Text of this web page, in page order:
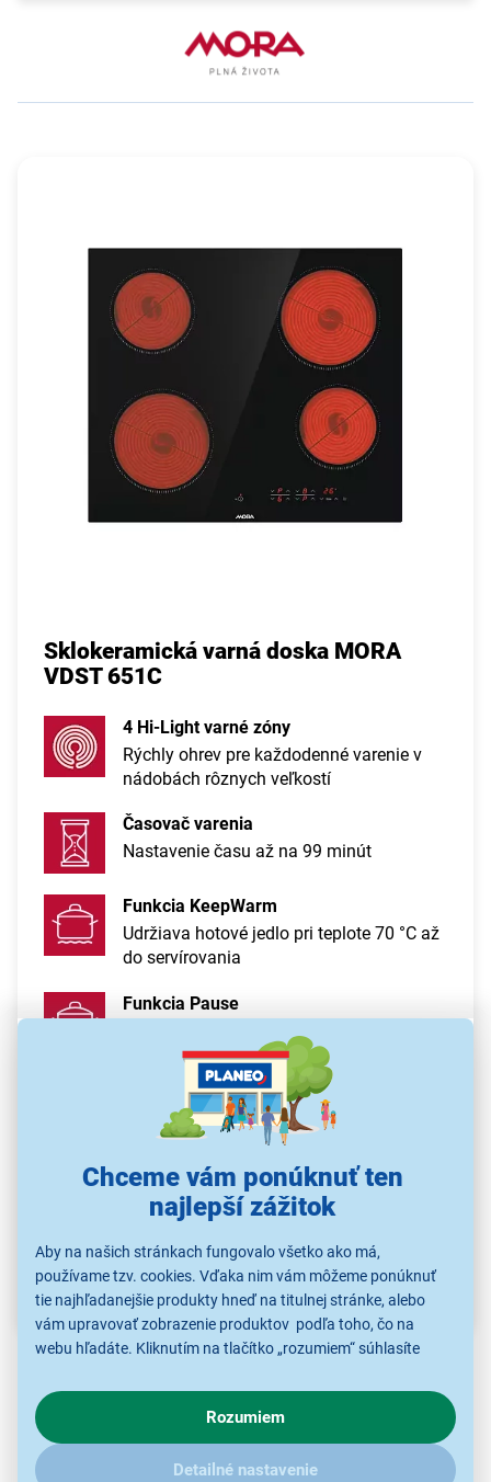
Chceme vám ponúknuť ten
najlepší zážitok
Aby na našich stránkach fungovalo všetko ako má,
používame tzv. cookies. Vďaka nim vám môžeme ponúknuť
tie najhľadanejšie produkty hneď na titulnej stránke, alebo
vám upravovať zobrazenie produktov podľa toho, čo na
webu hľadáte. Kliknutím na tlačítko „rozumiem“ súhlasíte
o chovaní na webe pre zobrazovaní cielených reklám.
V prípade že vás zaujímajú detaily, ako u nás s cookies a
ďalšími údaji pracujeme, kliknitesem.
Rozumiem
Detailné nastavenie
Sklokeramická varná doska MORA
VDST 651C
4 Hi-Light varné zóny
Rýchly ohrev pre každodenné varenie v
nádobách rôznych veľkostí
Časovač varenia
Nastavenie času až na 99 minút
Funkcia KeepWarm
Udržiava hotové jedlo pri teplote 70 °C až
do servírovania
Funkcia Pause
zapnutí pokračuje s rovnakými
nastaveniami
Dotykové ovládanie
Jednoduchá regulácia výkonu jemným
pohybom prsta
Detský zámok
Zamkne ovládanie a zabráni nechcenému
zapnutiu varnej dosky